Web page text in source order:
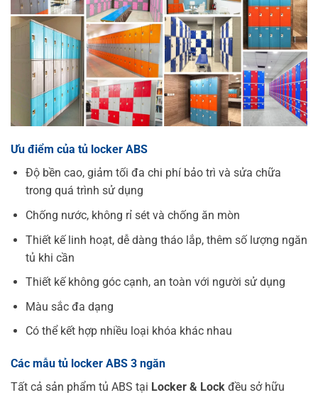
Ưu điểm của tủ locker ABS
Độ bền cao, giảm tối đa chi phí bảo trì và sửa chữa
trong quá trình sử dụng
Chống nước, không rỉ sét và chống ăn mòn
Thiết kế linh hoạt, dễ dàng tháo lắp, thêm số lượng ngăn
tủ khi cần
Thiết kế không góc cạnh, an toàn với người sử dụng
Màu sắc đa dạng
Có thể kết hợp nhiều loại khóa khác nhau
Các mẫu tủ locker ABS 3 ngăn
Tất cả sản phẩm tủ ABS tại Locker & Lock đều sở hữu